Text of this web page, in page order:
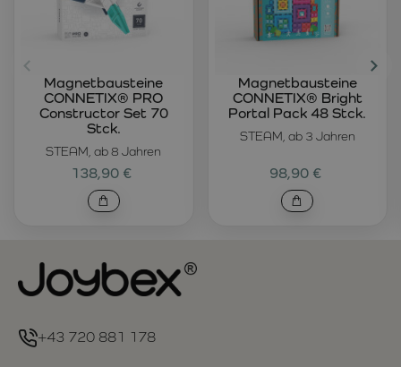
STEAM, ab 8 Jahren
Magnetbausteine
CONNETIX® PRO
Constructor Set 70
Stck.
138,90 €
STEAM, ab 3 Jahren
Magnetbausteine
CONNETIX® Bright
Portal Pack 48 Stck.
98,90 €
+43 720 881 178